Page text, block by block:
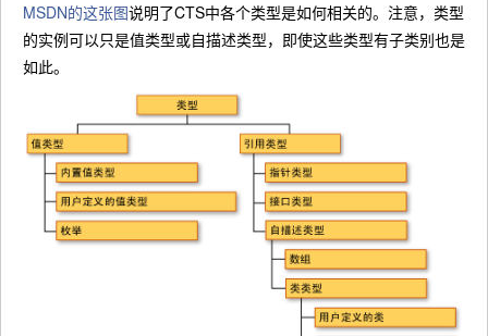
MSDN的这张图说明了CTS中各个类型是如何相关的。注意，类型
的实例可以只是值类型或自描述类型，即使这些类型有子类别也是
如此。